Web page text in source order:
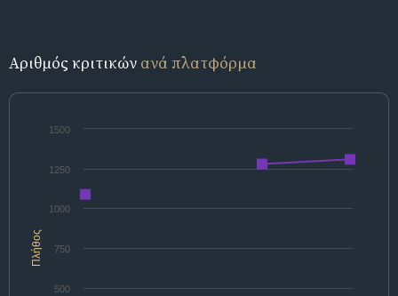
Αριθμός κριτικών ανά πλατφόρμα
Πλήθος
500
750
1000
1250
1500